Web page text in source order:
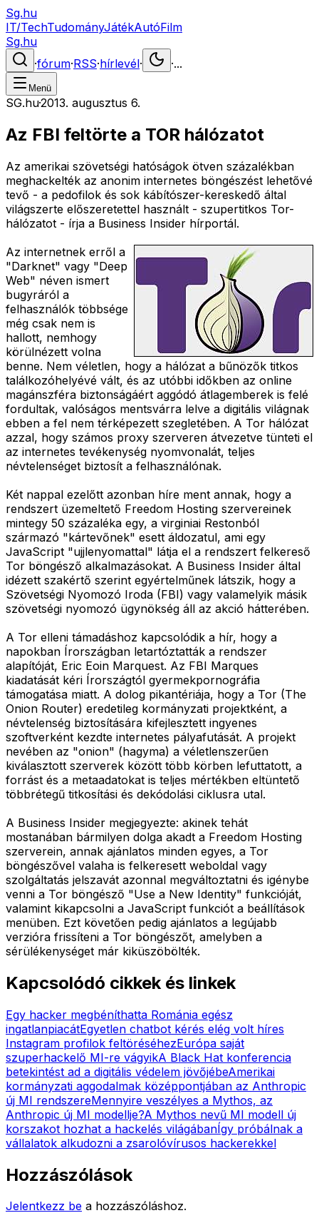
Sg.hu
IT/TechTudományJátékAutóFilm
Sg.hu
·fórum·RSS·hírlevél· ·...
Menü
SG.hu·2013. augusztus 6.
Az FBI feltörte a TOR hálózatot
Az amerikai szövetségi hatóságok ötven százalékban
meghackelték az anonim internetes böngészést lehetővé
tevő - a pedofilok és sok kábítószer-kereskedő által
világszerte előszeretettel használt - szupertitkos Tor-
hálózatot - írja a Business Insider hírportál.
Az internetnek erről a
"Darknet" vagy "Deep
Web" néven ismert
bugyráról a
felhasználók többsége
még csak nem is
hallott, nemhogy
körülnézett volna
benne. Nem véletlen, hogy a hálózat a bűnözők titkos
találkozóhelyévé vált, és az utóbbi időkben az online
magánszféra biztonságáért aggódó átlagemberek is felé
fordultak, valóságos mentsvárra lelve a digitális világnak
ebben a fel nem térképezett szegletében. A Tor hálózat
azzal, hogy számos proxy szerveren átvezetve tünteti el
az internetes tevékenység nyomvonalát, teljes
névtelenséget biztosít a felhasználónak.
Két nappal ezelőtt azonban híre ment annak, hogy a
rendszert üzemeltető Freedom Hosting szervereinek
mintegy 50 százaléka egy, a virginiai Restonból
származó "kártevőnek" esett áldozatul, ami egy
JavaScript "ujjlenyomattal" látja el a rendszert felkereső
Tor böngésző alkalmazásokat. A Business Insider által
idézett szakértő szerint egyértelműnek látszik, hogy a
Szövetségi Nyomozó Iroda (FBI) vagy valamelyik másik
szövetségi nyomozó ügynökség áll az akció hátterében.
A Tor elleni támadáshoz kapcsolódik a hír, hogy a
napokban Írországban letartóztatták a rendszer
alapítóját, Eric Eoin Marquest. Az FBI Marques
kiadatását kéri Írországtól gyermekpornográfia
támogatása miatt. A dolog pikantériája, hogy a Tor (The
Onion Router) eredetileg kormányzati projektként, a
névtelenség biztosítására kifejlesztett ingyenes
szoftverként kezdte internetes pályafutását. A projekt
nevében az "onion" (hagyma) a véletlenszerűen
kiválasztott szerverek között több körben lefuttatott, a
forrást és a metaadatokat is teljes mértékben eltüntető
többrétegű titkosítási és dekódolási ciklusra utal.
A Business Insider megjegyezte: akinek tehát
mostanában bármilyen dolga akadt a Freedom Hosting
szerverein, annak ajánlatos minden egyes, a Tor
böngészővel valaha is felkeresett weboldal vagy
szolgáltatás jelszavát azonnal megváltoztatni és igénybe
venni a Tor böngésző "Use a New Identity" funkcióját,
valamint kikapcsolni a JavaScript funkciót a beállítások
menüben. Ezt követően pedig ajánlatos a legújabb
verzióra frissíteni a Tor böngészőt, amelyben a
sérülékenységet már kiküszöbölték.
Kapcsolódó cikkek és linkek
Egy hacker megbéníthatta Románia egész
ingatlanpiacátEgyetlen chatbot kérés elég volt híres
Instagram profilok feltöréséhezEurópa saját
szuperhackelő MI-re vágyikA Black Hat konferencia
betekintést ad a digitális védelem jövőjébeAmerikai
kormányzati aggodalmak középpontjában az Anthropic
új MI rendszereMennyire veszélyes a Mythos, az
Anthropic új MI modellje?A Mythos nevű MI modell új
korszakot hozhat a hackelés világábanÍgy próbálnak a
vállalatok alkudozni a zsarolóvírusos hackerekkel
Hozzászólások
Jelentkezz be a hozzászóláshoz.